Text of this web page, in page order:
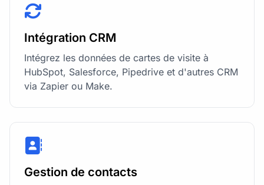
Intégration CRM
Intégrez les données de cartes de visite à
HubSpot, Salesforce, Pipedrive et d'autres CRM
via Zapier ou Make.
Gestion de contacts